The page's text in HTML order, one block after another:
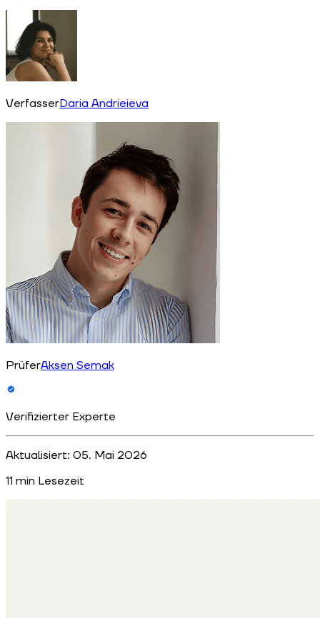
VerfasserDaria Andrieieva
PrüferAksen Semak
Verifizierter Experte
Aktualisiert: 05. Mai 2026
11 min Lesezeit